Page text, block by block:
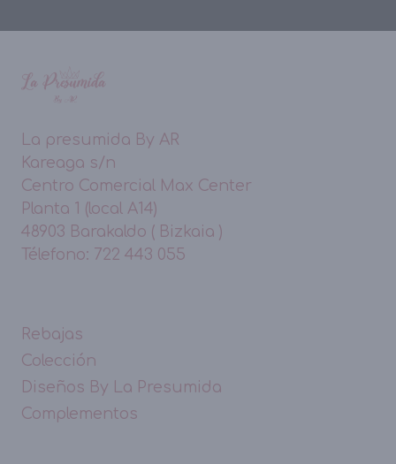
La presumida By AR
Kareaga s/n
Centro Comercial Max Center
Planta 1 (local A14)
48903 Barakaldo ( Bizkaia )
Télefono: 722 443 055
Rebajas
Colección
Diseños By La Presumida
Complementos